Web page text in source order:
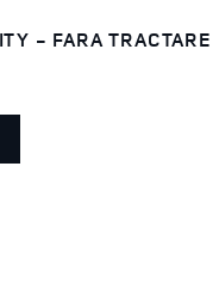
- FARA TRACTARE